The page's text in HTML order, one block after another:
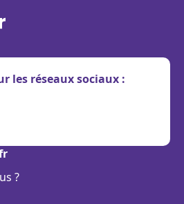
les réseaux sociaux :
?